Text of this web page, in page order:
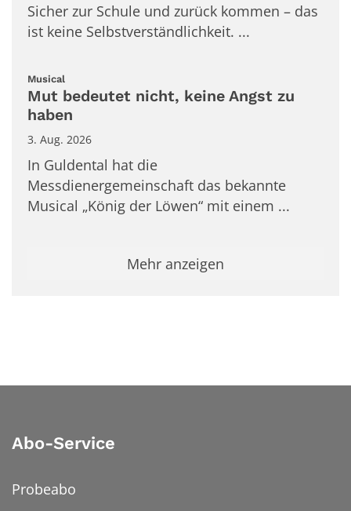
Sicher zur Schule und zurück kommen – das
ist keine Selbstverständlichkeit. ...
Musical
Mut bedeutet nicht, keine Angst zu
haben
3. Aug. 2026
In Guldental hat die
Messdienergemeinschaft das bekannte
Musical „König der Löwen“ mit einem ...
Mehr anzeigen
Abo-Service
Probeabo